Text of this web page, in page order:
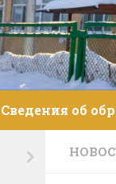
Сведения об